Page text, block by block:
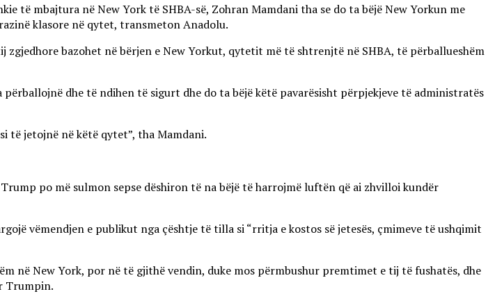
të mbajtura në New York të SHBA-së, Zohran Mamdani tha se do ta bëjë New Yorkun me
klasore në qytet, transmeton Anadolu.
bazohet në bërjen e New Yorkut, qytetit më të shtrenjtë në SHBA, të përballueshëm
dhe të ndihen të sigurt dhe do ta bëjë këtë pavarësisht përpjekjeve të administratës
të jetojnë në këtë qytet”, tha Mamdani.
po më sulmon sepse dëshiron të na bëjë të harrojmë luftën që ai zhvilloi kundër
vëmendjen e publikut nga çështje të tilla si “rritja e kostos së jetesës, çmimeve të ushqimit
në New York, por në të gjithë vendin, duke mos përmbushur premtimet e tij të fushatës, dhe
Trumpin.